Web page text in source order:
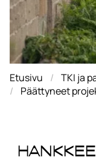
Etusivu TKI ja
Päättyneet